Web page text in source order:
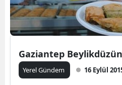
Gaziantep
Yerel Gündem 16 Eylül